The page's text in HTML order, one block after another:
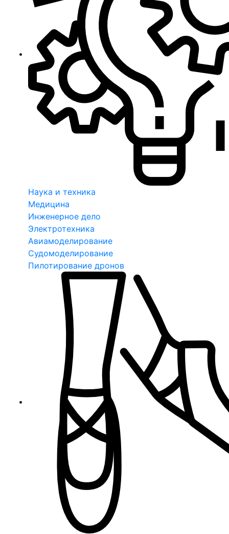
Наука и техника
Медицина
Инженерное дело
Электротехника
Авиамоделирование
Судомоделирование
Пилотирование дронов